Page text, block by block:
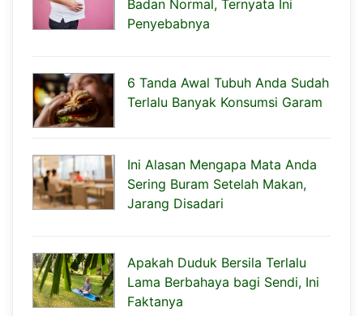
Badan Normal, Ternyata Ini
Penyebabnya
6 Tanda Awal Tubuh Anda Sudah
Terlalu Banyak Konsumsi Garam
Ini Alasan Mengapa Mata Anda
Sering Buram Setelah Makan,
Jarang Disadari
Apakah Duduk Bersila Terlalu
Lama Berbahaya bagi Sendi, Ini
Faktanya